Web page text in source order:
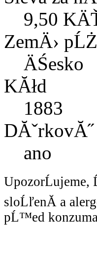
9,50
ZemÄ›
ÄŚesko
KĂłd
1883
ano
sloĹľenĂ­ a
pĹ™ed